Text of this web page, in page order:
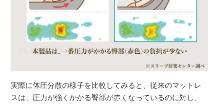
実際に体圧分散の様子を比較してみると、従来のマットレ
スは、圧力が強くかかる臀部が赤くなっているのに対し、